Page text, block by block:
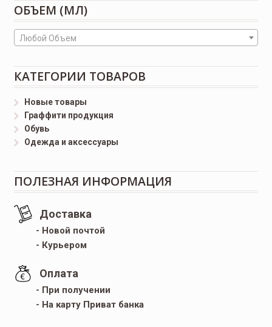
ОБЪЕМ (МЛ)
Любой Объем
КАТЕГОРИИ ТОВАРОВ
Новые товары
Граффити продукция
Обувь
Одежда и аксессуары
ПОЛЕЗНАЯ ИНФОРМАЦИЯ
Доставка
- Новой почтой
- Курьером
Оплата
- При получении
- На карту Приват банка